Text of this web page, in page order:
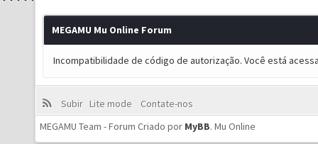
MEGAMU Mu Online Forum
Incompatibilidade de código de autorização. Você está
Subir Lite mode
Contate-nos
MEGAMU Team - Forum Criado por MyBB. Mu Online